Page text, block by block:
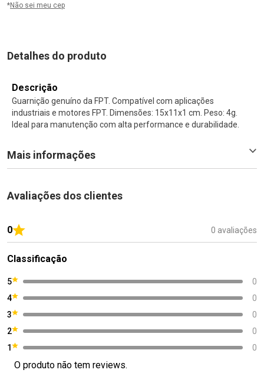
*Não sei meu cep
Detalhes do produto
Descrição
Guarnição genuíno da FPT. Compatível com aplicações
industriais e motores FPT. Dimensões: 15x11x1 cm. Peso: 4g.
Ideal para manutenção com alta performance e durabilidade.
Mais informações
Avaliações dos clientes
0 0 avaliações
Classificação
5
0
4
0
3
0
2
0
1
0
O produto não tem reviews.